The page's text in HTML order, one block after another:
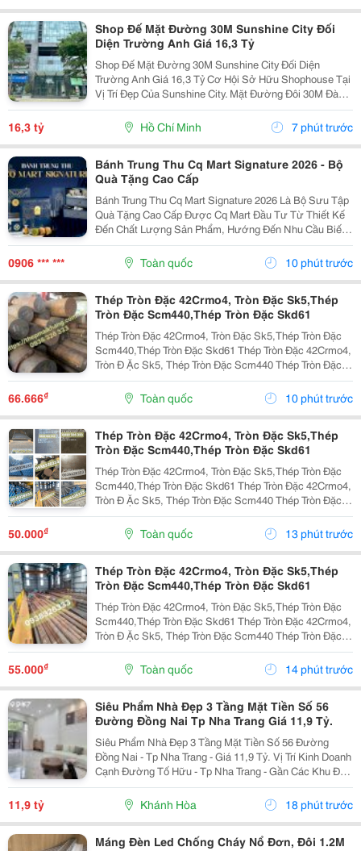
Shop Đế Mặt Đường 30M Sunshine City Đối
Diện Trường Anh Giá 16,3 Tỷ
Shop Đế Mặt Đường 30M Sunshine City Đối Diện
Trường Anh Giá 16,3 Tỷ Cơ Hội Sở Hữu Shophouse Tại
Vị Trí Đẹp Của Sunshine City. Mặt Đường Đôi 30M Đàm
Đức Khánh. Đối Diện Cụm Trường Quốc Tế. Diện Tích
96M&Sup2;, Mặt Tiền Thoáng, Dễ Nhận Diện. Phù...
16,3 tỷ Hồ Chí Minh 7 phút trước
Bánh Trung Thu Cq Mart Signature 2026 - Bộ
Quà Tặng Cao Cấp
Bánh Trung Thu Cq Mart Signature 2026 Là Bộ Sưu Tập
Quà Tặng Cao Cấp Được Cq Mart Đầu Tư Từ Thiết Kế
Đến Chất Lượng Sản Phẩm, Hướng Đến Nhu Cầu Biếu
Tặng Đối Tác, Khách Hàng Và Nhân Viên Trong Dịp
Trung Thu. Không Chỉ Sở Hữu Những Mẫu Hộp Sang
Trọng,...
0906 *** *** Toàn quốc 10 phút trước
Thép Tròn Đặc 42Crmo4, Tròn Đặc Sk5,Thép
Tròn Đặc Scm440,Thép Tròn Đặc Skd61
Thép Tròn Đặc 42Crmo4, Tròn Đặc Sk5,Thép Tròn Đặc
Scm440,Thép Tròn Đặc Skd61 Thép Tròn Đặc 42Crmo4,
Tròn Đ Ặc Sk5, Thép Tròn Đặc Scm440 Thép Tròn Đặc
42Crmo4, Tròn Đặc Sk5, Thép Tròn Đặc Scm440 1.
Thép Tròn Đặc 42Crmo4 Là Gì? Thép Tròn Đặc...
66.666₫ Toàn quốc 10 phút trước
Thép Tròn Đặc 42Crmo4, Tròn Đặc Sk5,Thép
Tròn Đặc Scm440,Thép Tròn Đặc Skd61
Thép Tròn Đặc 42Crmo4, Tròn Đặc Sk5,Thép Tròn Đặc
Scm440,Thép Tròn Đặc Skd61 Thép Tròn Đặc 42Crmo4,
Tròn Đ Ặc Sk5, Thép Tròn Đặc Scm440 Thép Tròn Đặc
42Crmo4, Tròn Đặc Sk5, Thép Tròn Đặc Scm440 1.
Thép Tròn Đặc 42Crmo4 Là Gì? Thép Tròn Đặc...
50.000₫ Toàn quốc 13 phút trước
Thép Tròn Đặc 42Crmo4, Tròn Đặc Sk5,Thép
Tròn Đặc Scm440,Thép Tròn Đặc Skd61
Thép Tròn Đặc 42Crmo4, Tròn Đặc Sk5,Thép Tròn Đặc
Scm440,Thép Tròn Đặc Skd61 Thép Tròn Đặc 42Crmo4,
Tròn Đ Ặc Sk5, Thép Tròn Đặc Scm440 Thép Tròn Đặc
42Crmo4, Tròn Đặc Sk5, Thép Tròn Đặc Scm440 1.
Thép Tròn Đặc 42Crmo4 Là Gì? Thép Tròn Đặc...
55.000₫ Toàn quốc 14 phút trước
Siêu Phẩm Nhà Đẹp 3 Tầng Mặt Tiền Số 56
Đường Đồng Nai Tp Nha Trang Giá 11,9 Tỷ.
Siêu Phẩm Nhà Đẹp 3 Tầng Mặt Tiền Số 56 Đường
Đồng Nai - Tp Nha Trang - Giá 11,9 Tỷ. Vị Trí Kinh Doanh
Cạnh Đường Tố Hữu - Tp Nha Trang - Gần Các Khu Đô
Thị. Nhà Mới Đẹp 3 Tầng Mặt Tiền + 1 Mặt Hẻm - Kiến
Trúc Hiện Đại - Đầy Đủ Tiện Nghi. - Nhà Có...
11,9 tỷ Khánh Hòa 18 phút trước
Máng Đèn Led Chống Cháy Nổ Đơn, Đôi 1.2M